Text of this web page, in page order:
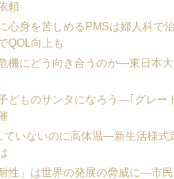
頼
心身を苦しめるPMSは婦人科で
QOL向上も
機にどう向き合うのか―東日本
どものサンタになろう―｢グレー
ていないのに高体温―新生活様
耐性」は世界の発展の脅威に―市